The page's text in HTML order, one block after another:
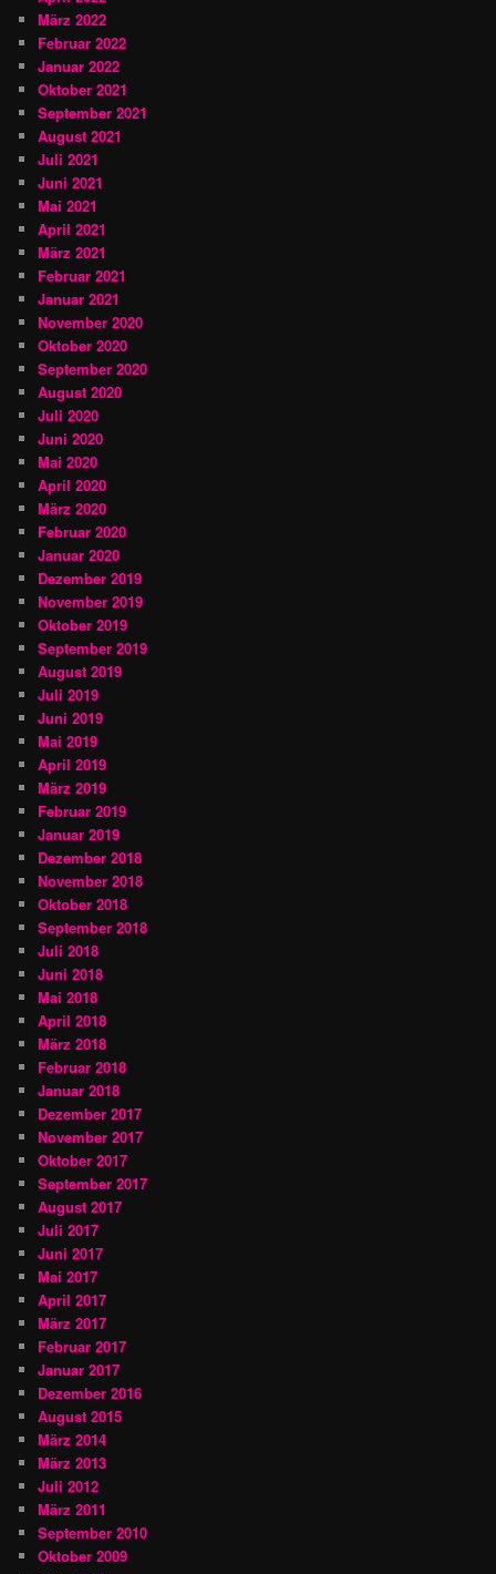
März 2022
Februar 2022
Januar 2022
Oktober 2021
September 2021
August 2021
Juli 2021
Juni 2021
Mai 2021
April 2021
März 2021
Februar 2021
Januar 2021
November 2020
Oktober 2020
September 2020
August 2020
Juli 2020
Juni 2020
Mai 2020
April 2020
März 2020
Februar 2020
Januar 2020
Dezember 2019
November 2019
Oktober 2019
September 2019
August 2019
Juli 2019
Juni 2019
Mai 2019
April 2019
März 2019
Februar 2019
Januar 2019
Dezember 2018
November 2018
Oktober 2018
September 2018
Juli 2018
Juni 2018
Mai 2018
April 2018
März 2018
Februar 2018
Januar 2018
Dezember 2017
November 2017
Oktober 2017
September 2017
August 2017
Juli 2017
Juni 2017
Mai 2017
April 2017
März 2017
Februar 2017
Januar 2017
Dezember 2016
August 2015
März 2014
März 2013
Juli 2012
März 2011
September 2010
Oktober 2009